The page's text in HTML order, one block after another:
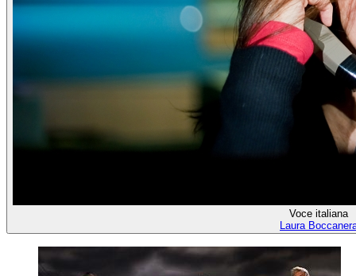
Voce italiana
Laura